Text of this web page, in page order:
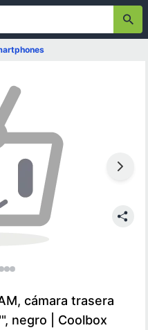
1
Imagen
Imagen
cámara trasera
negro | Coolbox